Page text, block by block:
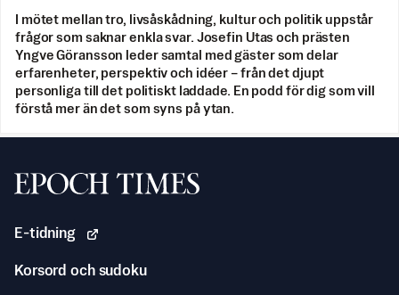
I mötet mellan tro, livsåskådning, kultur och politik uppstår
frågor som saknar enkla svar. Josefin Utas och prästen
Yngve Göransson leder samtal med gäster som delar
erfarenheter, perspektiv och idéer – från det djupt
personliga till det politiskt laddade. En podd för dig som vill
förstå mer än det som syns på ytan.
Svenska Epoch Times
E-tidning
Korsord och sudoku